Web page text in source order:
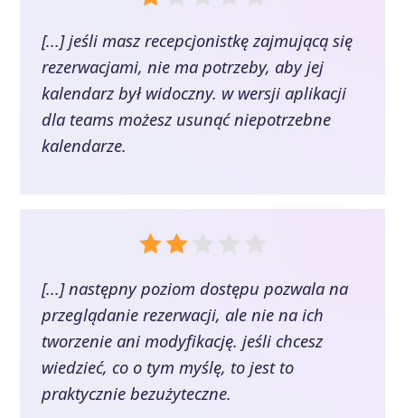
[...] jeśli masz recepcjonistkę zajmującą się
rezerwacjami, nie ma potrzeby, aby jej
kalendarz był widoczny. w wersji aplikacji
dla teams możesz usunąć niepotrzebne
kalendarze.
[...] następny poziom dostępu pozwala na
przeglądanie rezerwacji, ale nie na ich
tworzenie ani modyfikację. jeśli chcesz
wiedzieć, co o tym myślę, to jest to
praktycznie bezużyteczne.